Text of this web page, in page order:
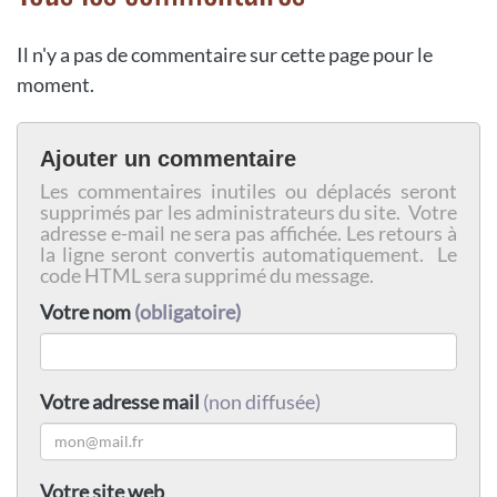
Il n'y a pas de commentaire sur cette page pour le
moment.
Ajouter un commentaire
Les commentaires inutiles ou déplacés seront
supprimés par les administrateurs du site. Votre
adresse e-mail ne sera pas affichée. Les retours à
la ligne seront convertis automatiquement. Le
code HTML sera supprimé du message.
Votre nom(obligatoire)
Votre adresse mail (non diffusée)
Votre site web